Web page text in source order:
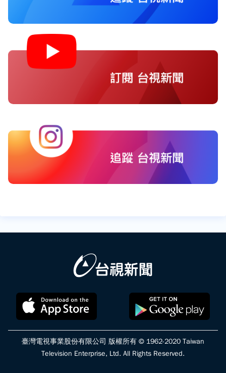
臺灣電視事業股份有限公司 版權所有 © 1962-2020 Taiwan
Television Enterprise, Ltd. All Rights Reserved.